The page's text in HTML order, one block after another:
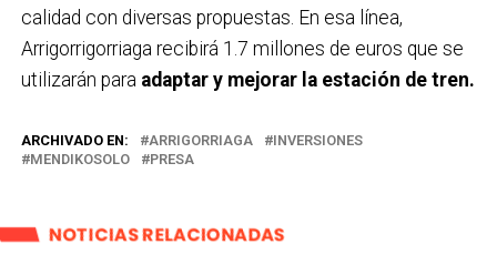
calidad con diversas propuestas. En esa línea,
Arrigorrigorriaga recibirá 1.7 millones de euros que se
utilizarán para adaptar y mejorar la estación de tren.
ARCHIVADO EN: ARRIGORRIAGA
INVERSIONES
MENDIKOSOLO
PRESA
NOTICIAS RELACIONADAS